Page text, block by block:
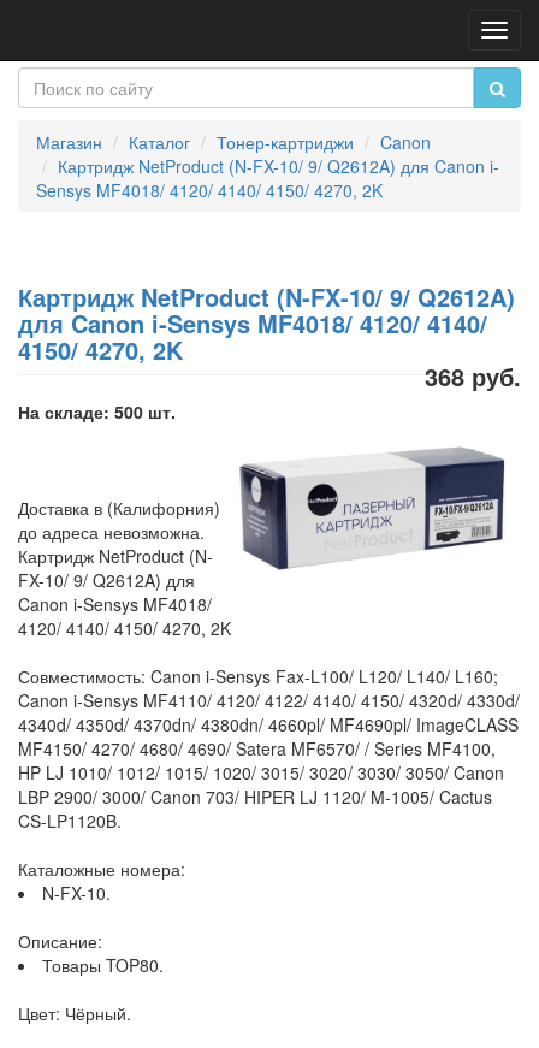
Магазин Каталог Тонер-картриджи
Canon
Картридж NetProduct (N-FX-10/ 9/ Q2612A) для Canon i-
Sensys MF4018/ 4120/ 4140/ 4150/ 4270, 2K
Картридж NetProduct (N-FX-10/ 9/ Q2612A)
для Canon i-Sensys MF4018/ 4120/ 4140/
4150/ 4270, 2K
368 руб.
На складе: 500 шт.
Доставка в (Калифорния)
до адреса невозможна.
Картридж NetProduct (N-
FX-10/ 9/ Q2612A) для
Canon i-Sensys MF4018/
4120/ 4140/ 4150/ 4270, 2K
Совместимость: Canon i-Sensys Fax-L100/ L120/ L140/ L160;
Canon i-Sensys MF4110/ 4120/ 4122/ 4140/ 4150/ 4320d/ 4330d/
4340d/ 4350d/ 4370dn/ 4380dn/ 4660pl/ MF4690pl/ ImageCLASS
MF4150/ 4270/ 4680/ 4690/ Satera MF6570/ / Series MF4100,
HP LJ 1010/ 1012/ 1015/ 1020/ 3015/ 3020/ 3030/ 3050/ Canon
LBP 2900/ 3000/ Canon 703/ HIPER LJ 1120/ M-1005/ Cactus
CS-LP1120B.
Каталожные номера:
N-FX-10.
Описание:
Товары TOP80.
Цвет: Чёрный.